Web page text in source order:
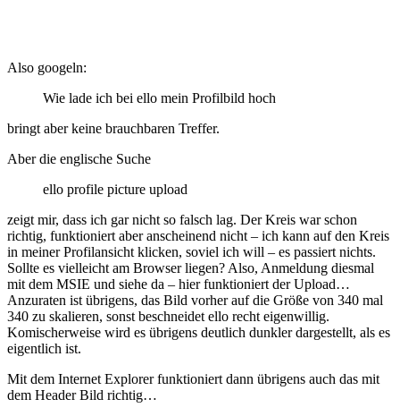
Also googeln:
Wie lade ich bei ello mein Profilbild hoch
bringt aber keine brauchbaren Treffer.
Aber die englische Suche
ello profile picture upload
zeigt mir, dass ich gar nicht so falsch lag. Der Kreis war schon
richtig, funktioniert aber anscheinend nicht – ich kann auf den Kreis
in meiner Profilansicht klicken, soviel ich will – es passiert nichts.
Sollte es vielleicht am Browser liegen? Also, Anmeldung diesmal
mit dem MSIE und siehe da – hier funktioniert der Upload…
Anzuraten ist übrigens, das Bild vorher auf die Größe von 340 mal
340 zu skalieren, sonst beschneidet ello recht eigenwillig.
Komischerweise wird es übrigens deutlich dunkler dargestellt, als es
eigentlich ist.
Mit dem Internet Explorer funktioniert dann übrigens auch das mit
dem Header Bild richtig…